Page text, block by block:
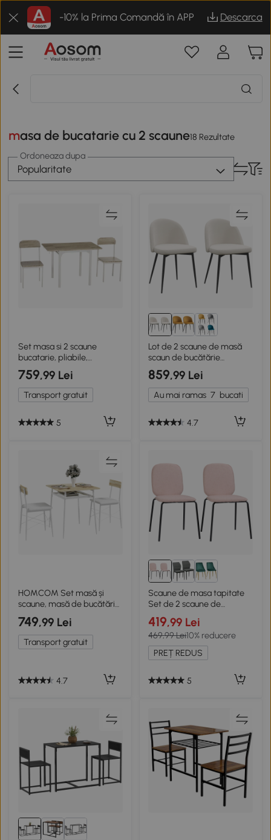
-10% la Prima Comandă în APP Descarca
masa de bucatarie cu 2 scaune18 Rezultate
Ordoneaza dupa
Popularitate
Set masa si 2 scaune
bucatarie, pliabile,
otel/lemn
759,99 Lei
Transport gratuit
5
Lot de 2 scaune de masă
scaun de bucătărie
scandinav cu picioare
subțiri de metal
859,99 Lei
Au mai ramas 7 bucati
4.7
HOMCOM Set masă și
scaune, masă de bucătărie
cu scaune, structură din
oțel, cu 2 scaune
încorporate, alb stejar
749,99 Lei
Transport gratuit
4.7
Scaune de masa tapitate
Set de 2 scaune de
bucatarie
419,99 Lei
469,99 Lei10% reducere
PREȚ REDUS
5